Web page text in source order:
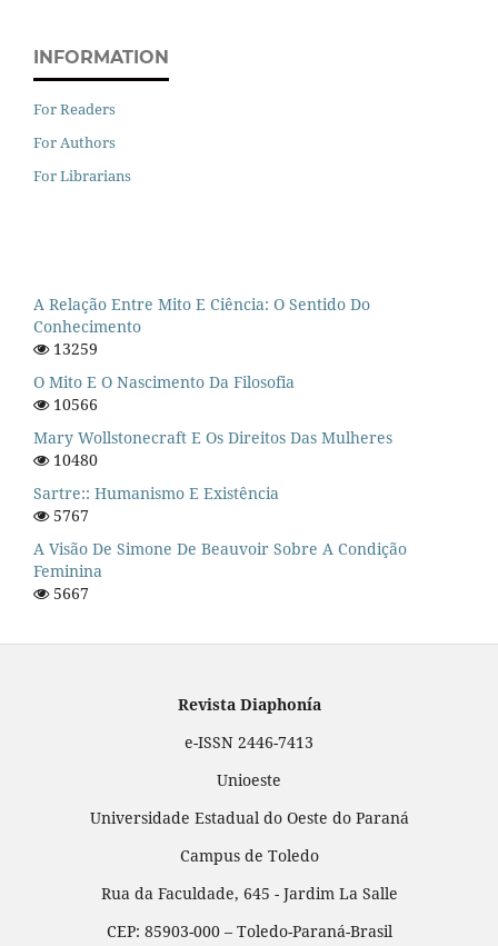
INFORMATION
For Readers
For Authors
For Librarians
A Relação Entre Mito E Ciência: O Sentido Do
Conhecimento
13259
O Mito E O Nascimento Da Filosofia
10566
Mary Wollstonecraft E Os Direitos Das Mulheres
10480
Sartre:: Humanismo E Existência
5767
A Visão De Simone De Beauvoir Sobre A Condição
Feminina
5667
Revista Diaphonía
e-ISSN 2446-7413
Unioeste
Universidade Estadual do Oeste do Paraná
Campus de Toledo
Rua da Faculdade, 645 - Jardim La Salle
CEP: 85903-000 – Toledo-Paraná-Brasil